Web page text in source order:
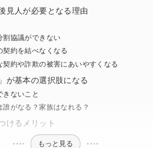
見人が必要となる理由
割協議ができない
約を結べなくなる
約や詐欺の被害にあいやすくなる
が基本の選択肢になる
きないこと
がなる？家族はなれる？
けるメリット
もっと見る